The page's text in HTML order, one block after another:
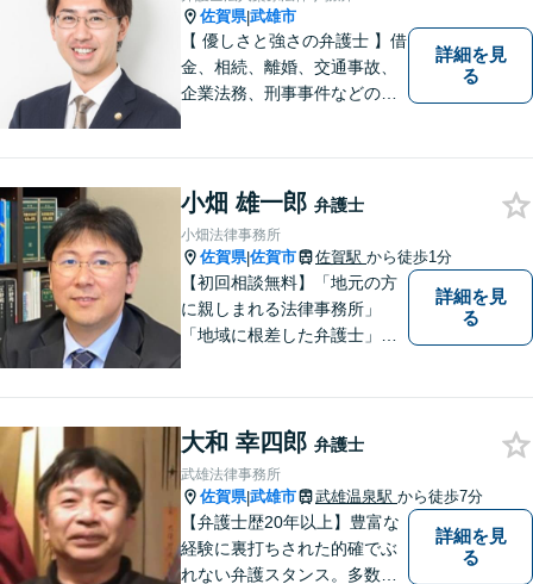
佐賀県|武雄市
【 優しさと強さの弁護士 】借
金、相続、離婚、交通事故、
企業法務、刑事事件などのご
なリーガルサービスを提供い
たします。
詳細を見
る
小畑 雄一郎 弁護士
小畑法律事務所
佐賀県|佐賀市 佐賀駅 から徒歩1分
【初回相談無料】「地元の方
に親しまれる法律事務所」
「地域に根差した弁護士」を
など幅広く対応しております
ので、まずはお気軽にご相談
下さい。【JR佐賀駅1分】
【子連れ相談可】
詳細を見
る
大和 幸四郎 弁護士
武雄法律事務所
佐賀県|武雄市 武雄温泉駅 から徒歩7分
【弁護士歴20年以上】豊富な
経験に裏打ちされた的確でぶ
れない弁護スタンス。多数の
詳細を見
る